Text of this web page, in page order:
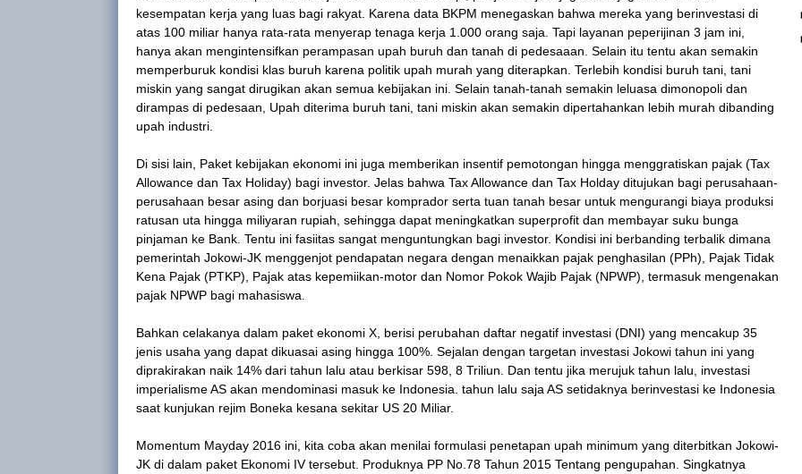
kesempatan kerja yang luas bagi rakyat. Karena data BKPM menegaskan bahwa mereka yang berinvestasi di
atas 100 miliar hanya rata-rata menyerap tenaga kerja 1.000 orang saja. Tapi layanan peperijinan 3 jam ini,
hanya akan mengintensifkan perampasan upah buruh dan tanah di pedesaaan. Selain itu tentu akan semakin
memperburuk kondisi klas buruh karena politik upah murah yang diterapkan. Terlebih kondisi buruh tani, tani
miskin yang sangat dirugikan akan semua kebijakan ini. Selain tanah-tanah semakin leluasa dimonopoli dan
dirampas di pedesaan, Upah diterima buruh tani, tani miskin akan semakin dipertahankan lebih murah dibanding
upah industri.
Di sisi lain, Paket kebijakan ekonomi ini juga memberikan insentif pemotongan hingga menggratiskan pajak (Tax
Allowance dan Tax Holiday) bagi investor. Jelas bahwa Tax Allowance dan Tax Holday ditujukan bagi perusahaan-
perusahaan besar asing dan borjuasi besar komprador serta tuan tanah besar untuk mengurangi biaya produksi
ratusan uta hingga miliyaran rupiah, sehingga dapat meningkatkan superprofit dan membayar suku bunga
pinjaman ke Bank. Tentu ini fasiitas sangat menguntungkan bagi investor. Kondisi ini berbanding terbalik dimana
pemerintah Jokowi-JK menggenjot pendapatan negara dengan menaikkan pajak penghasilan (PPh), Pajak Tidak
Kena Pajak (PTKP), Pajak atas kepemiikan-motor dan Nomor Pokok Wajib Pajak (NPWP), termasuk mengenakan
pajak NPWP bagi mahasiswa.
Bahkan celakanya dalam paket ekonomi X, berisi perubahan daftar negatif investasi (DNI) yang mencakup 35
jenis usaha yang dapat dikuasai asing hingga 100%. Sejalan dengan targetan investasi Jokowi tahun ini yang
diprakirakan naik 14% dari tahun lalu atau berkisar 598, 8 Triliun. Dan tentu jika merujuk tahun lalu, investasi
imperialisme AS akan mendominasi masuk ke Indonesia. tahun lalu saja AS setidaknya berinvestasi ke Indonesia
saat kunjukan rejim Boneka kesana sekitar US 20 Miliar.
Momentum Mayday 2016 ini, kita coba akan menilai formulasi penetapan upah minimum yang diterbitkan Jokowi-
JK di dalam paket Ekonomi IV tersebut. Produknya PP No.78 Tahun 2015 Tentang pengupahan. Singkatnya